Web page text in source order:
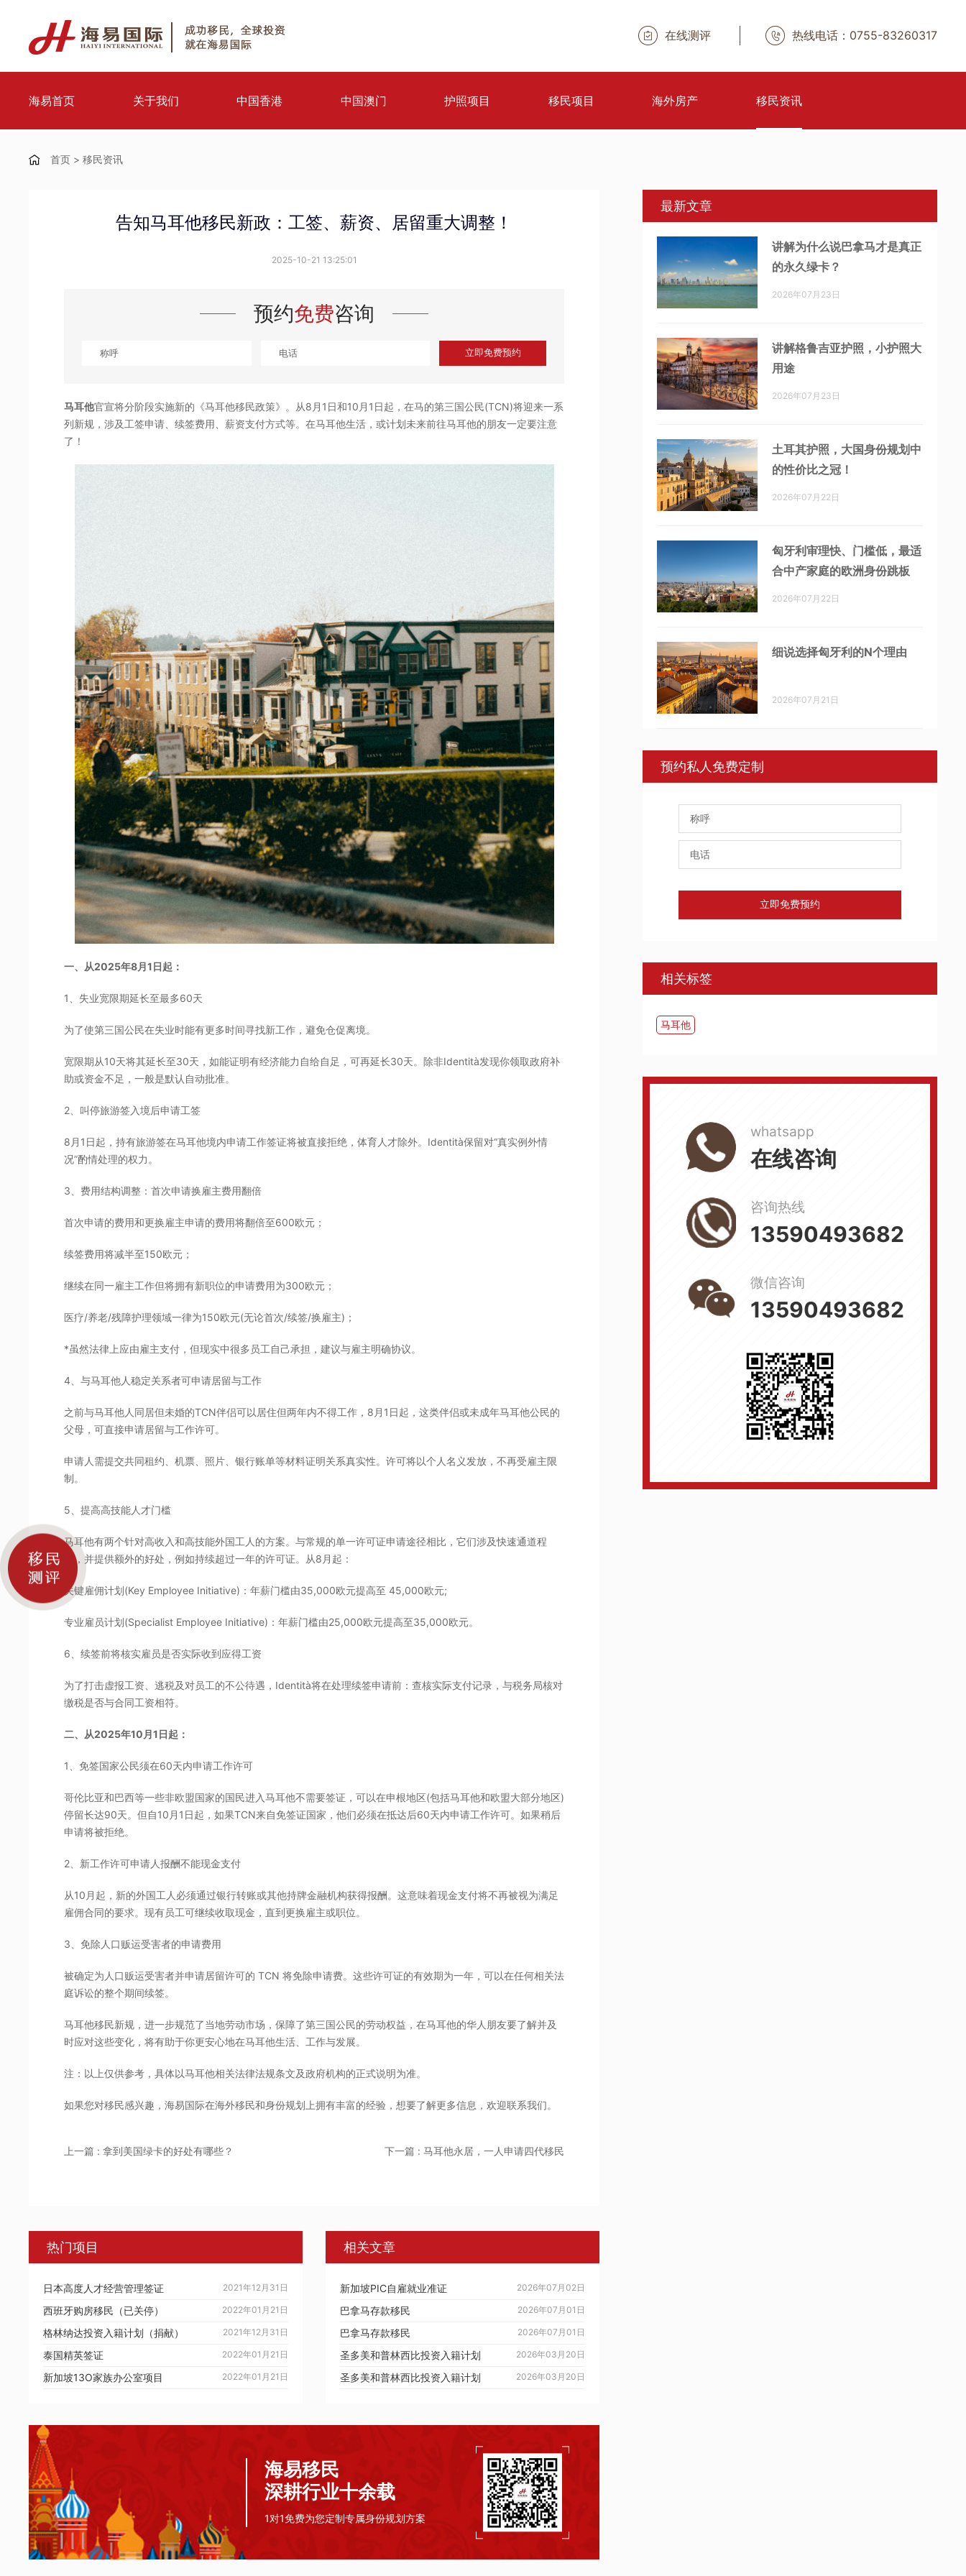
在线测评 热线电话：0755-83260317
海易首页 关于我们 中国香港 中国澳门 护照项目 移民项目 海外房产 移民资讯
首页 > 移民资讯
告知马耳他移民新政：工签、薪资、居留重大调整！
2025-10-21 13:25:01
预约免费咨询
立即免费预约
马耳他官宣将分阶段实施新的《马耳他移民政策》。从8月1日和10月1日起，在马的第三国公民(TCN)将迎来一系
列新规，涉及工签申请、续签费用、薪资支付方式等。在马耳他生活，或计划未来前往马耳他的朋友一定要注意
了！
一、从2025年8月1日起：
1、失业宽限期延长至最多60天
为了使第三国公民在失业时能有更多时间寻找新工作，避免仓促离境。
宽限期从10天将其延长至30天，如能证明有经济能力自给自足，可再延长30天。除非Identità发现你领取政府补
助或资金不足，一般是默认自动批准。
2、叫停旅游签入境后申请工签
8月1日起，持有旅游签在马耳他境内申请工作签证将被直接拒绝，体育人才除外。Identità保留对“真实例外情
况”酌情处理的权力。
3、费用结构调整：首次申请换雇主费用翻倍
首次申请的费用和更换雇主申请的费用将翻倍至600欧元；
续签费用将减半至150欧元；
继续在同一雇主工作但将拥有新职位的申请费用为300欧元；
医疗/养老/残障护理领域一律为150欧元(无论首次/续签/换雇主)；
*虽然法律上应由雇主支付，但现实中很多员工自己承担，建议与雇主明确协议。
4、与马耳他人稳定关系者可申请居留与工作
之前与马耳他人同居但未婚的TCN伴侣可以居住但两年内不得工作，8月1日起，这类伴侣或未成年马耳他公民的
父母，可直接申请居留与工作许可。
申请人需提交共同租约、机票、照片、银行账单等材料证明关系真实性。许可将以个人名义发放，不再受雇主限
制。
5、提高高技能人才门槛
马耳他有两个针对高收入和高技能外国工人的方案。与常规的单一许可证申请途径相比，它们涉及快速通道程
序，并提供额外的好处，例如持续超过一年的许可证。从8月起：
关键雇佣计划(Key Employee Initiative)：年薪门槛由35,000欧元提高至 45,000欧元;
专业雇员计划(Specialist Employee Initiative)：年薪门槛由25,000欧元提高至35,000欧元。
6、续签前将核实雇员是否实际收到应得工资
为了打击虚报工资、逃税及对员工的不公待遇，Identità将在处理续签申请前：查核实际支付记录，与税务局核对
缴税是否与合同工资相符。
二、从2025年10月1日起：
1、免签国家公民须在60天内申请工作许可
哥伦比亚和巴西等一些非欧盟国家的国民进入马耳他不需要签证，可以在申根地区(包括马耳他和欧盟大部分地区)
停留长达90天。但自10月1日起，如果TCN来自免签证国家，他们必须在抵达后60天内申请工作许可。如果稍后
申请将被拒绝。
2、新工作许可申请人报酬不能现金支付
从10月起，新的外国工人必须通过银行转账或其他持牌金融机构获得报酬。这意味着现金支付将不再被视为满足
雇佣合同的要求。现有员工可继续收取现金，直到更换雇主或职位。
3、免除人口贩运受害者的申请费用
被确定为人口贩运受害者并申请居留许可的 TCN 将免除申请费。这些许可证的有效期为一年，可以在任何相关法
庭诉讼的整个期间续签。
马耳他移民新规，进一步规范了当地劳动市场，保障了第三国公民的劳动权益，在马耳他的华人朋友要了解并及
时应对这些变化，将有助于你更安心地在马耳他生活、工作与发展。
注：以上仅供参考，具体以马耳他相关法律法规条文及政府机构的正式说明为准。
如果您对移民感兴趣，海易国际在海外移民和身份规划上拥有丰富的经验，想要了解更多信息，欢迎联系我们。
上一篇 : 拿到美国绿卡的好处有哪些？ 下一篇 : 马耳他永居，一人申请四代移民
热门项目
2021年12月31日
日本高度人才经营管理签证
2022年01月21日
西班牙购房移民（已关停）
2021年12月31日
格林纳达投资入籍计划（捐献）
2022年01月21日
泰国精英签证
2022年01月21日
新加坡13O家族办公室项目
相关文章
2026年07月02日
新加坡PIC自雇就业准证
2026年07月01日
巴拿马存款移民
2026年07月01日
巴拿马存款移民
2026年03月20日
圣多美和普林西比投资入籍计划
2026年03月20日
圣多美和普林西比投资入籍计划
海易移民
深耕行业十余载
1对1免费为您定制专属身份规划方案
最新文章
讲解为什么说巴拿马才是真正
的永久绿卡？
2026年07月23日
讲解格鲁吉亚护照，小护照大
用途
2026年07月23日
土耳其护照，大国身份规划中
的性价比之冠！
2026年07月22日
匈牙利审理快、门槛低，最适
合中产家庭的欧洲身份跳板
2026年07月22日
细说选择匈牙利的N个理由
2026年07月21日
预约私人免费定制
立即免费预约
相关标签
​马耳他
whatsapp
在线咨询
咨询热线
13590493682
微信咨询
13590493682